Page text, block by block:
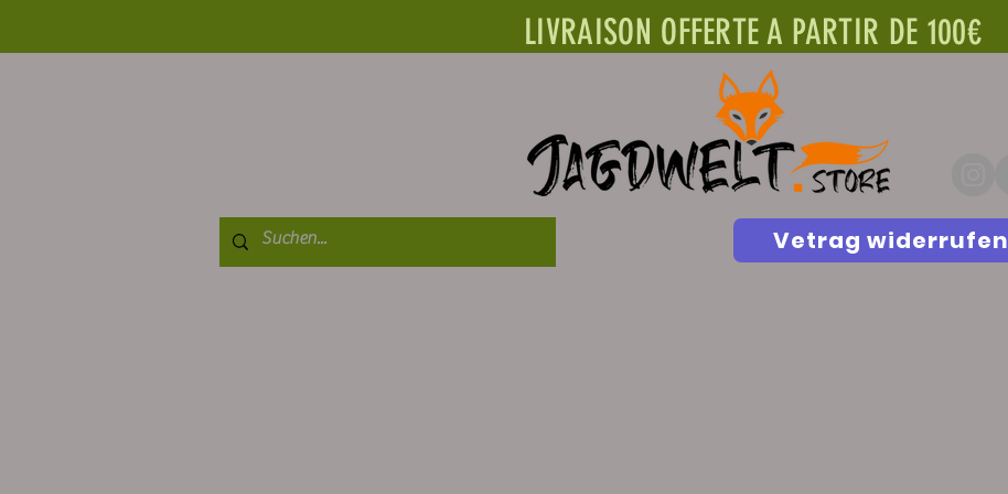
LIVRAISON OFFERTE A PARTIR DE 100€
Vetrag widerrufen